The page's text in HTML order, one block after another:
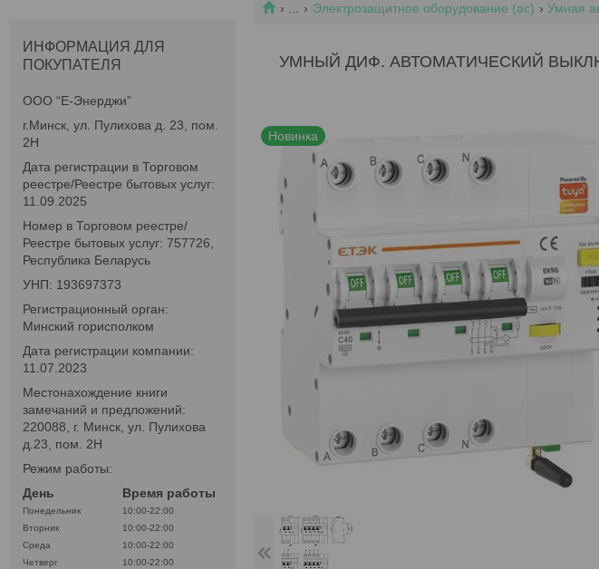
Электрозащитное оборудование (ac) Умная
УМНЫЙ ДИФ. АВТОМАТИЧЕСКИЙ
Новинка
ИНФОРМАЦИЯ ДЛЯ
ПОКУПАТЕЛЯ
ООО “Е-Энерджи”
г.Минск, ул. Пулихова д. 23, пом.
2Н
Дата регистрации в Торговом
реестре/Реестре бытовых услуг:
11.09.2025
Номер в Торговом реестре/
Реестре бытовых услуг: 757726,
Республика Беларусь
УНП: 193697373
Регистрационный орган:
Минский горисполком
Дата регистрации компании:
11.07.2023
Местонахождение книги
замечаний и предложений:
220088, г. Минск, ул. Пулихова
д.23, пом. 2Н
Режим работы:
День
Время работы
Понедельник
10:00-22:00
Вторник
10:00-22:00
Среда
10:00-22:00
Четверг
10:00-22:00